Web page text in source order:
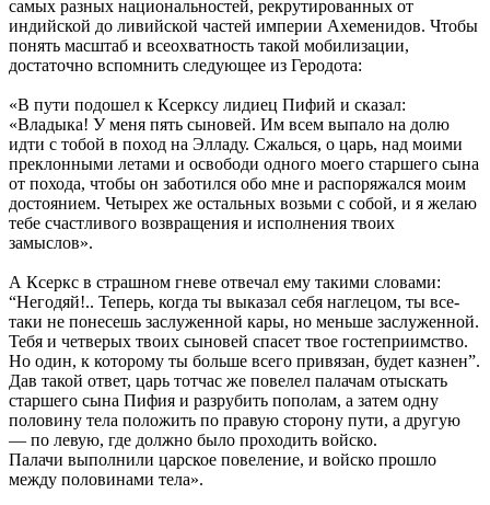
самых разных национальностей, рекрутированных от
индийской до ливийской частей империи Ахеменидов. Чтобы
понять масштаб и всеохватность такой мобилизации,
достаточно вспомнить следующее из Геродота:
«В пути подошел к Ксерксу лидиец Пифий и сказал:
«Владыка! У меня пять сыновей. Им всем выпало на долю
идти с тобой в поход на Элладу. Сжалься, о царь, над моими
преклонными летами и освободи одного моего старшего сына
от похода, чтобы он заботился обо мне и распоряжался моим
достоянием. Четырех же остальных возьми с собой, и я желаю
тебе счастливого возвращения и исполнения твоих
замыслов».
А Ксеркс в страшном гневе отвечал ему такими словами:
“Негодяй!.. Теперь, когда ты выказал себя наглецом, ты все-
таки не понесешь заслуженной кары, но меньше заслуженной.
Тебя и четверых твоих сыновей спасет твое гостеприимство.
Но один, к которому ты больше всего привязан, будет казнен”.
Дав такой ответ, царь тотчас же повелел палачам отыскать
старшего сына Пифия и разрубить пополам, а затем одну
половину тела положить по правую сторону пути, а другую
— по левую, где должно было проходить войско.
Палачи выполнили царское повеление, и войско прошло
между половинами тела».